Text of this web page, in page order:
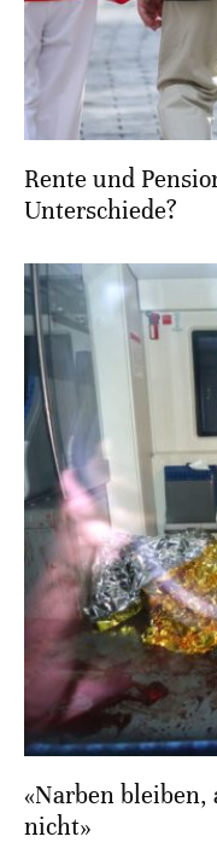
Rente und
Unterschiede?
«Narben
nicht»